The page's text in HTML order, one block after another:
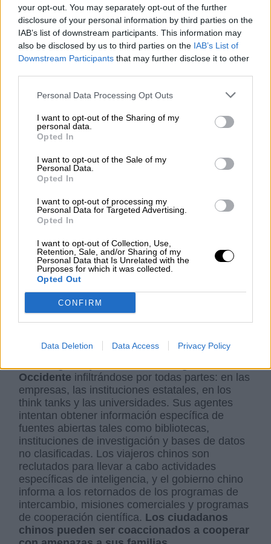
your opt-out. You may separately opt-out of the further
disclosure of your personal information by third parties on the
IAB’s list of downstream participants. This information may
also be disclosed by us to third parties on the IAB’s List of
Downstream Participants that may further disclose it to other
Personal Data Processing Opt Outs
I want to opt-out of the Sharing of my
personal data.
Opted In
I want to opt-out of the Sale of my
Personal Data.
Opted In
I want to opt-out of processing my
Personal Data for Targeted Advertising.
Opted In
I want to opt-out of Collection, Use,
Retention, Sale, and/or Sharing of my
Personal Data that Is Unrelated with the
Purposes for which it was collected.
Opted Out
CONFIRM
Data Deletion Data Access Privacy Policy
Pero, además de esta imponente entramado de
organismos de inteligencia,el gobierno chino
dispone de otra red clandestina de
informantesen lo que se conoce como
comisarías de policía en el extranjero,
la diáspora china para controlar a sus
detectadas en Francia, España, Italia, Grecia,
Alemania, Países Bajos, Reino Unido, Serbia,
Usualmente se encuentran en edificios
impersonales, camufladas en las diferentes
En la primavera de 2023, el FBI y el
departamento de Justicia estadounidense
desmantelaron una de estas comisarías
clandestinas en pleno corazón de China Town,
en Manhattan. “Estaba en una tienda donde se
llevaban a cabo operaciones de inteligencia”,
informó el exsubdirector del FBI, Joshua Skule.
Desde hace décadas,
el gobierno chino ha
estado sustrayendo secretos industriales,
Occidente infiltrándose por todas partes: en las
empresas, las instituciones estatales, en los
think tanks y las universidades. Sus agentes
intentan obtener información específica de
fuentes abiertas tales como bibliotecas,
instituciones de investigación y bases de datos
no clasificadas.​ Los viajeros chinos son
reclutados para llevar a cabo actividades
específicas de inteligencia, y el gobierno chino
informa a los retornados de los programas de
intercambio, misiones comerciales y programas
de cooperación científica.​ Los ciudadanos
chinos pueden ser coaccionados a cooperar